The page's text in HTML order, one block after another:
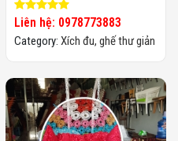
Liên hệ: 0978773883
Category: Xích đu, ghế thư giản